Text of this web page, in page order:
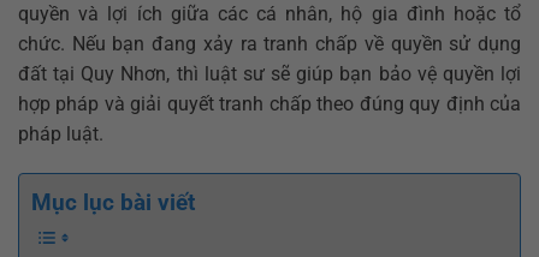
quyền và lợi ích giữa các cá nhân, hộ gia đình hoặc tổ
chức. Nếu bạn đang xảy ra tranh chấp về quyền sử dụng
đất tại Quy Nhơn, thì luật sư sẽ giúp bạn bảo vệ quyền lợi
hợp pháp và giải quyết tranh chấp theo đúng quy định của
pháp luật.
Mục lục bài viết